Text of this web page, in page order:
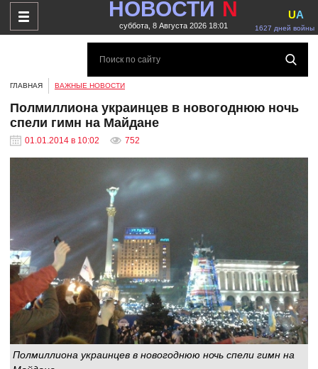
НОВОСТИ N
суббота, 8 Августа 2026 18:01 1627 дней войны
UA
ГЛАВНАЯ ВАЖНЫЕ НОВОСТИ
Полмиллиона украинцев в новогоднюю ночь
спели гимн на Майдане
01.01.2014 в 10:02 752
Полмиллиона украинцев в новогоднюю ночь спели гимн на